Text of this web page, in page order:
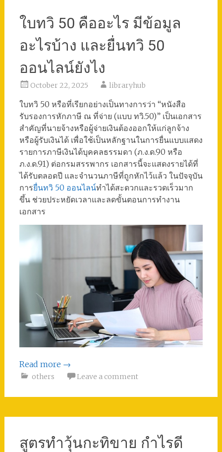
ใบทวิ 50 คืออะไร มีข้อมูล
อะไรบ้าง และยื่นทวิ 50
ออนไลน์ยังไง
October 22, 2025 libraryhub
ใบทวิ 50 หรือที่เรียกอย่างเป็นทางการว่า “หนังสือ
รับรองการหักภาษี ณ ที่จ่าย (แบบ ทวิ.50)” เป็นเอกสาร
สำคัญที่นายจ้างหรือผู้จ่ายเงินต้องออกให้แก่ลูกจ้าง
หรือผู้รับเงินได้ เพื่อใช้เป็นหลักฐานในการยื่นแบบแสดง
รายการภาษีเงินได้บุคคลธรรมดา (ภ.ง.ด.90 หรือ
ภ.ง.ด.91) ต่อกรมสรรพากร เอกสารนี้จะแสดงรายได้ที่
ได้รับตลอดปี และจำนวนภาษีที่ถูกหักไว้แล้ว ในปัจจุบัน
การยื่นทวิ 50 ออนไลน์ทำได้สะดวกและรวดเร็วมาก
ขึ้น ช่วยประหยัดเวลาและลดขั้นตอนการทำงาน
เอกสาร
Read more →
others Leave a comment
สูตรทําวุ้นกะทิขาย กำไรดี